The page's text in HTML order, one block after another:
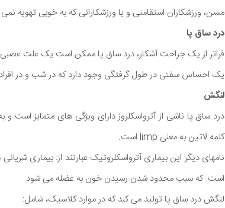
مسن، ورزشکاران استقامتی و یا ورزشکارانی که به خوبی تهویه
درد ساق پا
فراتر از یک جراحت آشکار، درد ساق پا ممکن است یک علت
یک احساس سفتی در طول گرفتگی وجود دارد که در شب و در افراد مسن (افراد بالای
لنگش
درد ساق پا ناشی از آترواسکلروز دارای ویژگی های متمایز
کلمه لاتین به معنی limp است.
نامهای دیگر این بیماری آترواسکلروتیک عبارتند از: بیماری
است. که سبب محدود شدن رسیدن خون به عضله می شود
لنگش درد ساق پا تولید می کند که در موارد کلاسیک، شامل: